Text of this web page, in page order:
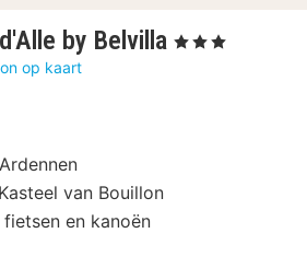
by Belvilla 2
, 3 Sterren
op kaart
van Bouillon
fietsen en kanoën